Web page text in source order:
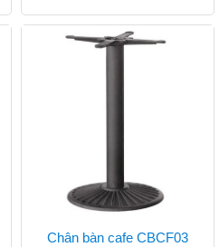
Chân bàn cafe CBCF03